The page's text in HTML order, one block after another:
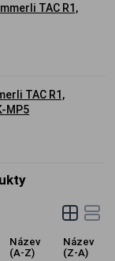
TAC R1,
TAC R1,
MP5
Název
(A-Z)
Název
(Z-A)